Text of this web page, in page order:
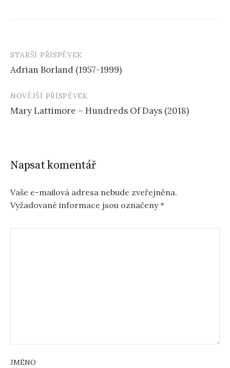
Navigace
příspěvku
STARŠÍ PŘÍSPĚVEK
Adrian Borland (1957-1999)
NOVĚJŠÍ PŘÍSPĚVEK
Mary Lattimore – Hundreds Of Days (2018)
Napsat komentář
Vaše e-mailová adresa nebude zveřejněna.
Vyžadované informace jsou označeny*
JMÉNO